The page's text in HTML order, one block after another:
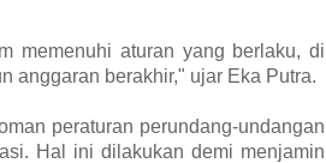
memenuhi aturan yang berlaku, di
anggaran berakhir," ujar Eka Putra.
peraturan perundang-undangan
Hal ini dilakukan demi menjamin